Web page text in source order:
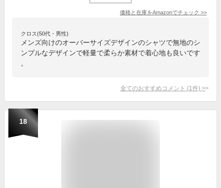
価格と在庫をAmazonでチェック >>
クロス(50代・男性)
メンズ向けのオーバーサイズデザインのシャツで無地のシ
ンプルなデザインで軽量で柔らか素材で着心地も良いです
。
全てのおすすめコメント (1 件) >
18